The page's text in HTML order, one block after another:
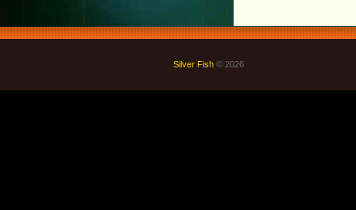
Silver Fish © 2026